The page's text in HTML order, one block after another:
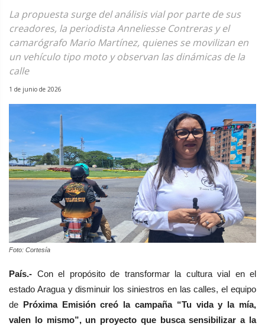
La propuesta surge del análisis vial por parte de sus
creadores, la periodista Anneliesse Contreras y el
camarógrafo Mario Martínez, quienes se movilizan en
un vehículo tipo moto y observan las dinámicas de la
calle
1 de junio de 2026
Foto: Cortesía
País.- Con el propósito de transformar la cultura vial en el
estado Aragua y disminuir los siniestros en las calles, el equipo
de Próxima Emisión creó la campaña “Tu vida y la mía,
valen lo mismo”, un proyecto que busca sensibilizar a la